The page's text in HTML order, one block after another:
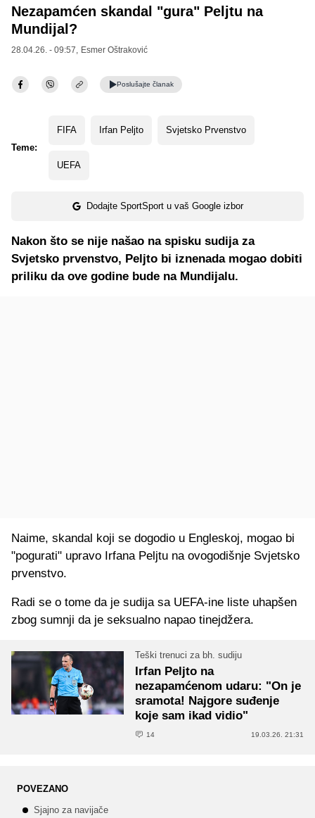
Nezapamćen skandal "gura" Peljtu na
Mundijal?
28.04.26. - 09:57, Esmer Oštraković
Poslušajte članak
Teme:
FIFA Irfan Peljto Svjetsko Prvenstvo
UEFA
Dodajte SportSport u vaš Google izbor
Nakon što se nije našao na spisku sudija za
Svjetsko prvenstvo, Peljto bi iznenada mogao dobiti
priliku da ove godine bude na Mundijalu.
Naime, skandal koji se dogodio u Engleskoj, mogao bi
"pogurati" upravo Irfana Peljtu na ovogodišnje Svjetsko
prvenstvo.
Radi se o tome da je sudija sa UEFA-ine liste uhapšen
zbog sumnji da je seksualno napao tinejdžera.
Teški trenuci za bh. sudiju
Irfan Peljto na
nezapamćenom udaru: "On je
sramota! Najgore suđenje
koje sam ikad vidio"
14 19.03.26. 21:31
POVEZANO
Sjajno za navijače